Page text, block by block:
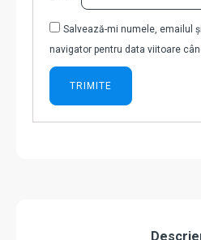
Salvează-mi numele, emailul
navigator pentru data viitoare